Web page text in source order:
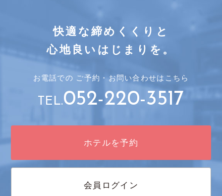
快適な締めくくりと
心地良いはじまりを。
お電話での ご予約・ お問い合わせはこちら
TEL.052-220-3517
ホテルを予約
会員ログイン